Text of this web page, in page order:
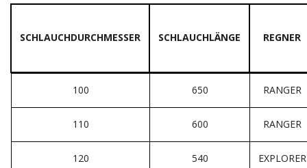
SCHLAUCHDURCHMESSER SCHLAUCHLÄNGE REGNER
100 650 RANGER
110 600 RANGER
120 540 EXPLORER